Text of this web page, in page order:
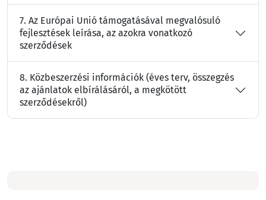
7. Az Európai Unió támogatásával megvalósuló
fejlesztések leírása, az azokra vonatkozó
szerződések
8. Közbeszerzési információk (éves terv, összegzés
az ajánlatok elbírálásáról, a megkötött
szerződésekről)